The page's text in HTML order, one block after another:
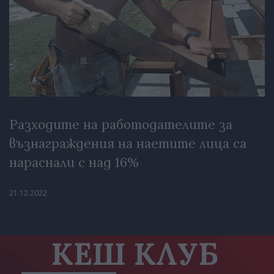
Разходите на работодателите за
възнаграждения на наетите лица са
нараснали с над 16%
21.12.2022
КЕШ КЛУБ